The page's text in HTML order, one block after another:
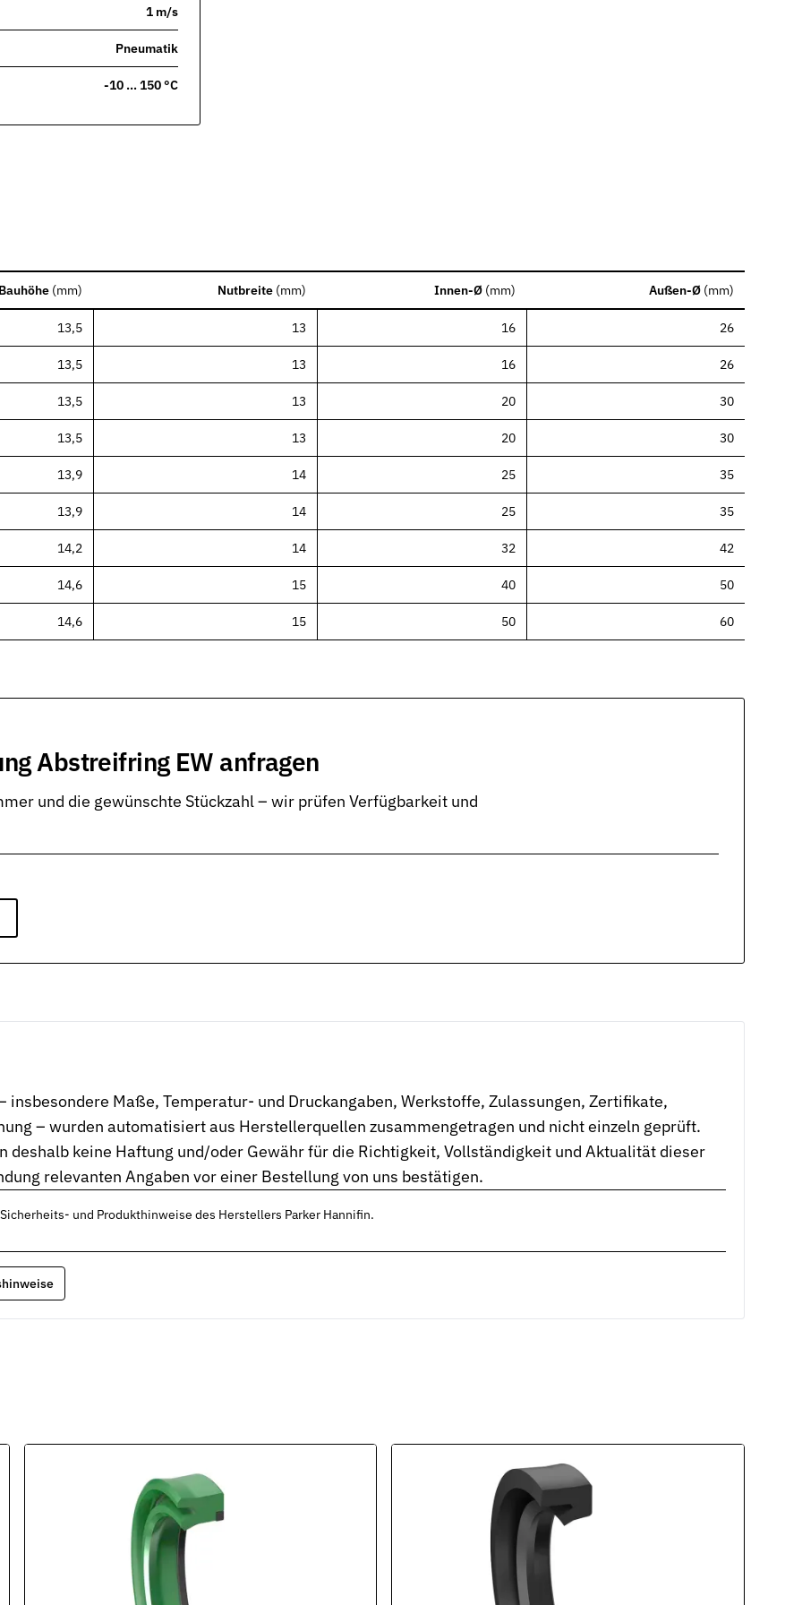
Industrien
Dichtungstypen
Auswahl
Einzelseiten
und Werkstoffe
1 m/s
Pneumatik
-10 … 150 °C
Bauhöhe (mm) Nutbreite (mm) Innen-Ø (mm) Außen-Ø (mm)
13,5 13 16 26
13,5 13 16 26
13,5 13 20 30
13,5 13 20 30
13,9 14 25 35
13,9 14 25 35
14,2 14 32 42
14,6 15 40 50
14,6 15 50 60
Abstreifring EW anfragen
und die gewünschte Stückzahl – wir prüfen Verfügbarkeit und
insbesondere Maße, Temperatur- und Druckangaben, Werkstoffe, Zulassungen, Zertifikate,
– wurden automatisiert aus Herstellerquellen zusammengetragen und nicht einzeln geprüft.
deshalb keine Haftung und/oder Gewähr für die Richtigkeit, Vollständigkeit und Aktualität dieser
relevanten Angaben vor einer Bestellung von uns bestätigen.
und Produkthinweise des Herstellers Parker Hannifin.